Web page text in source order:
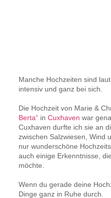
Manche Hochzeiten sind
intensiv und ganz bei sich.
Die Hochzeit von Marie &
Berta“ in Cuxhaven war
Cuxhaven durfte ich sie an
zwischen Salzwiesen, Wind
nur wunderschöne
auch einige Erkenntnisse,
möchte.
Wenn du gerade deine
Dinge ganz in Ruhe durch.